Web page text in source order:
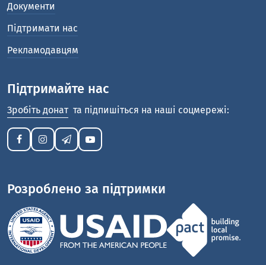
Документи
Підтримати нас
Рекламодавцям
Підтримайте нас
Зробіть донат та підпишіться на наші соцмережі:
Розроблено за підтримки